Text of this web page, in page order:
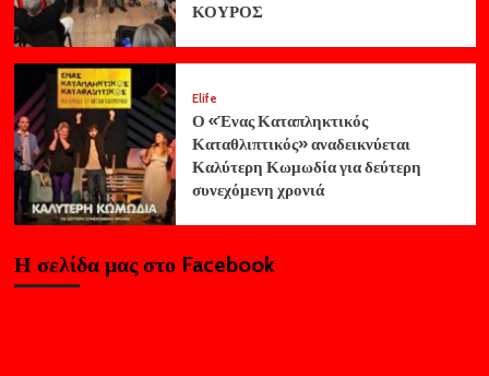
ΚΟΥΡΟΣ
Elife
Ο «Ένας Καταπληκτικός
Καταθλιπτικός» αναδεικνύεται
Καλύτερη Κωμωδία για δεύτερη
συνεχόμενη χρονιά
Η σελίδα μας στο Facebook